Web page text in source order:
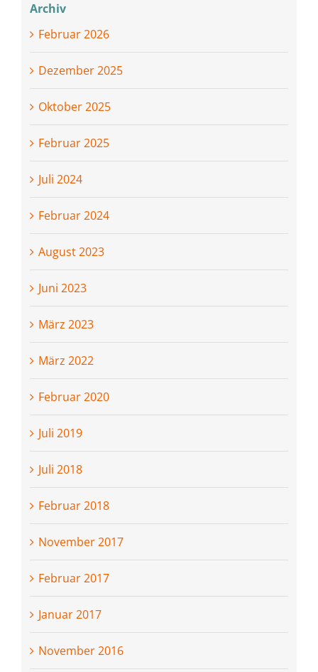
Archiv
Februar 2026
Dezember 2025
Oktober 2025
Februar 2025
Juli 2024
Februar 2024
August 2023
Juni 2023
März 2023
März 2022
Februar 2020
Juli 2019
Juli 2018
Februar 2018
November 2017
Februar 2017
Januar 2017
November 2016